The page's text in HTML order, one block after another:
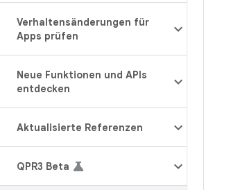
Verhaltensänderungen für
Apps prüfen
Neue Funktionen und APIs
entdecken
Aktualisierte Referenzen
QPR3 Beta